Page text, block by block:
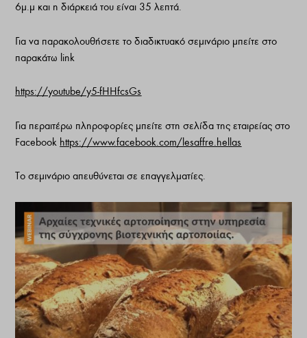
6μ.μ και η διάρκειά του είναι 35 λεπτά.
Για να παρακολουθήσετε το διαδικτυακό σεμινάριο μπείτε στο
παρακάτω link
https://youtube/y5-fHHfcsGs
Για περαιτέρω πληροφορίες μπείτε στη σελίδα της εταιρείας στο
Facebook https://www.facebook.com/lesaffre.hellas
Το σεμινάριο απευθύνεται σε επαγγελματίες.